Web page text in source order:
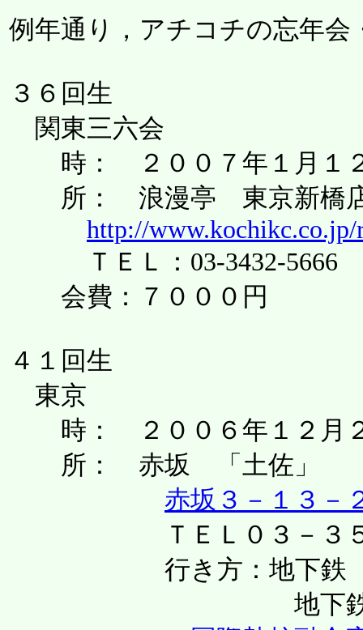
例年通り，アチコチの忘年
３６回生
関東三六会
時： ２００７年１月１
所： 浪漫亭 東京新橋
http://
ＴＥＬ：03-3432-5666
会費：７０００円
４１回生
東京
時： ２００６年１２月
所： 赤坂 「土佐」
赤坂３－１３
ＴＥＬ０３－３５８
行き方：地下鉄 丸ノ
地下鉄 千代田